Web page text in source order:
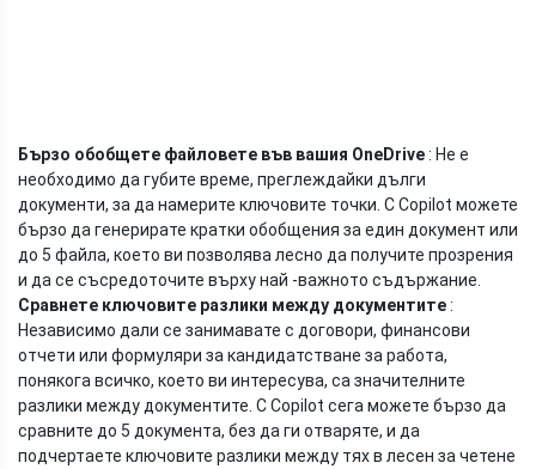
Бързо обобщете файловете във вашия OneDrive: Не е
необходимо да губите време, преглеждайки дълги
документи, за да намерите ключовите точки. С Copilot можете
бързо да генерирате кратки обобщения за един документ или
до 5 файла, което ви позволява лесно да получите прозрения
и да се съсредоточите върху най -важното съдържание.
Сравнете ключовите разлики между документите:
Независимо дали се занимавате с договори, финансови
отчети или формуляри за кандидатстване за работа,
понякога всичко, което ви интересува, са значителните
разлики между документите. С Copilot сега можете бързо да
сравните до 5 документа, без да ги отваряте, и да
подчертаете ключовите разлики между тях в лесен за четене